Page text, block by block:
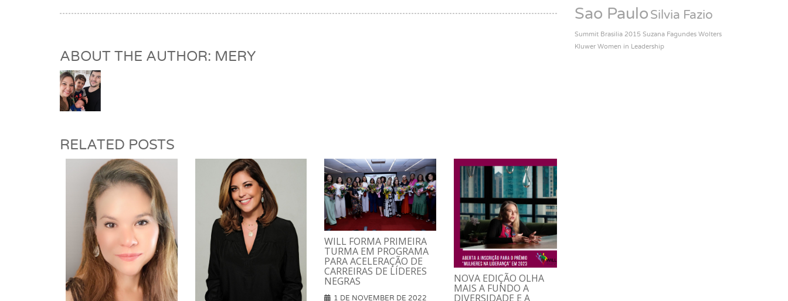
ABOUT THE AUTHOR: MERY
RELATED POSTS
WILL FORMA PRIMEIRA
TURMA EM PROGRAMA
PARA ACELERAÇÃO DE
CARREIRAS DE LÍDERES
NEGRAS
1 DE NOVEMBER DE 2022
NOVA EDIÇÃO OLHA
MAIS A FUNDO A
DIVERSIDADE E A
Sao PauloSilvia Fazio
Summit Brasilia 2015 Suzana Fagundes Wolters
Kluwer Women in Leadership